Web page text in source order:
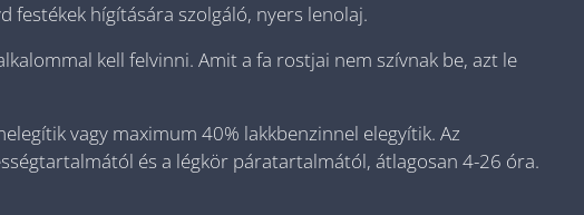
festékek hígítására szolgáló, nyers lenolaj.
kell felvinni. Amit a fa rostjai nem szívnak be, azt le
vagy maximum 40% lakkbenzinnel elegyítik. Az
és a légkör páratartalmától, átlagosan 4-26 óra.